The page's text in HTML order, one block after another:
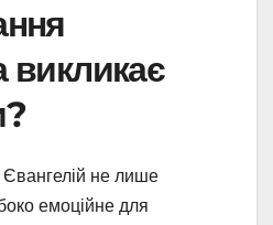
викликає
не лише
емоційне для